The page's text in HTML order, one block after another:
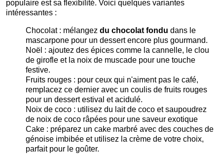
populaire est sa flexibilité. Voici quelques variantes
intéressantes :
Chocolat : mélangez du chocolat fondu dans le
mascarpone pour un dessert encore plus gourmand.
Noël : ajoutez des épices comme la cannelle, le clou
de girofle et la noix de muscade pour une touche
festive.
Fruits rouges : pour ceux qui n'aiment pas le café,
remplacez ce dernier avec un coulis de fruits rouges
pour un dessert estival et acidulé.
Noix de coco : utilisez du lait de coco et saupoudrez
de noix de coco râpées pour une saveur exotique
Cake : préparez un cake marbré avec des couches de
génoise imbibée et utilisez la crème de votre choix,
parfait pour le goûter.